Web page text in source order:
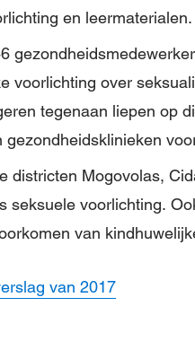
en leermaterialen.
voorlichting over
tegenaan liepen op
gezondheidsklinieken
districten Mogovolas,
seksuele voorlichting.
van
van 2017